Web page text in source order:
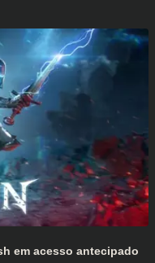
em acesso antecipado